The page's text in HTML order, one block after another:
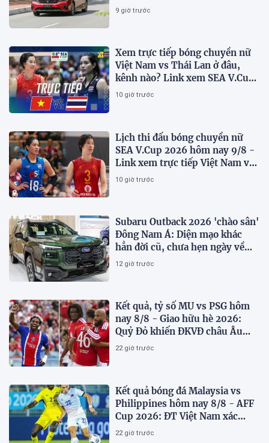
9 giờ trước
Xem trực tiếp bóng chuyền nữ
Việt Nam vs Thái Lan ở đâu,
kênh nào? Link xem SEA V.Cup
2026 mới nhất
10 giờ trước
Lịch thi đấu bóng chuyền nữ
SEA V.Cup 2026 hôm nay 9/8 -
Link xem trực tiếp Việt Nam vs
Thái Lan
10 giờ trước
Subaru Outback 2026 'chào sân'
Đông Nam Á: Diện mạo khác
hẳn đời cũ, chưa hẹn ngày về
Việt Nam
12 giờ trước
Kết quả, tỷ số MU vs PSG hôm
nay 8/8 - Giao hữu hè 2026:
Quỷ Đỏ khiến ĐKVĐ châu Âu
toát mồ hôi
22 giờ trước
Kết quả bóng đá Malaysia vs
Philippines hôm nay 8/8 - AFF
Cup 2026: ĐT Việt Nam xác
định đối thủ
22 giờ trước